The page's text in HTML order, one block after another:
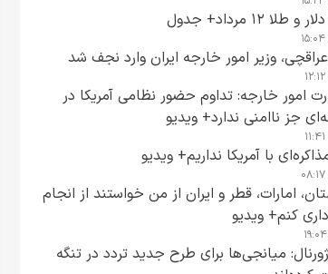
۱۲ مرداد+ جدول
وزیر امور خارجه ایران وارد نجف شد
امور خارجه: تداوم حضور نظامی آمریکا در
جز ناامنی ندارد+ ویدیو
با آمریکا نداریم+ ویدیو
امارات، قطر و ایران از من خواستند از انجام
کنم+ ویدیو
میانجی‌ها برای طرح جدید تردد در تنگه